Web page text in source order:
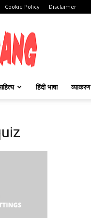
Cookie Policy Disclaimer
हिंदी भाषा व्याकरण